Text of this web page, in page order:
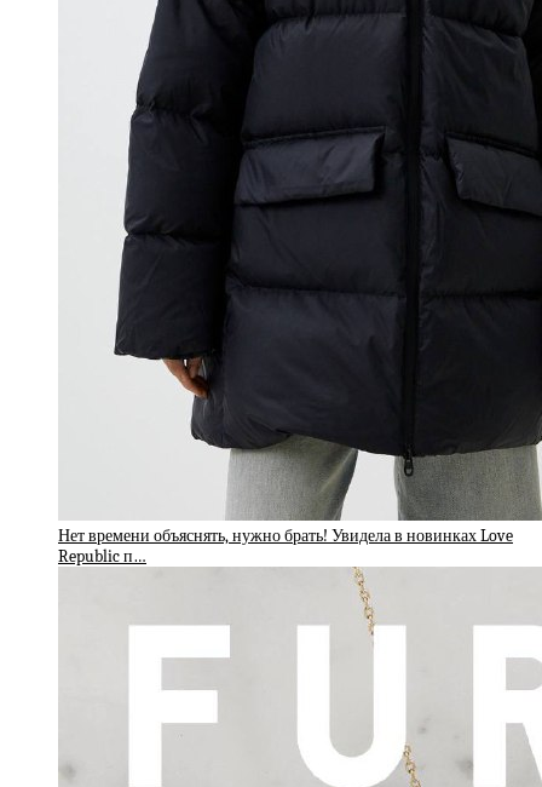
Нет времени объяснять, нужно брать! Увидела в новинках Love
Republic п…